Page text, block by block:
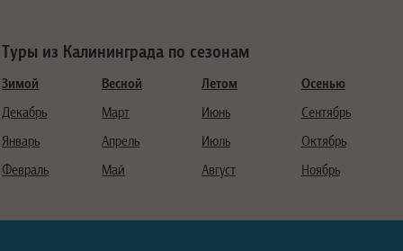
Туры из Калининграда по сезонам
Зимой
Декабрь
Январь
Февраль
Весной
Март
Апрель
Май
Летом
Июнь
Июль
Август
Осенью
Сентябрь
Октябрь
Ноябрь